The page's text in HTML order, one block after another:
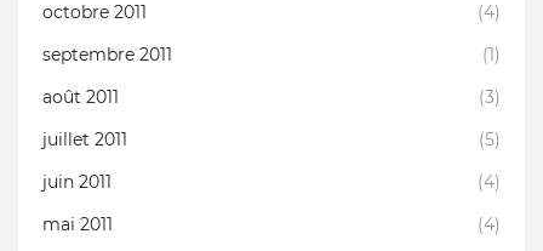
octobre 2011
(4)
septembre 2011
(1)
août 2011
(3)
juillet 2011
(5)
juin 2011
(4)
mai 2011
(4)